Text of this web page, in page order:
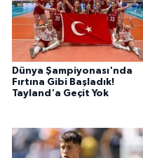
Dünya Şampiyonası'nda
Fırtına Gibi Başladık!
Tayland'a Geçit Yok